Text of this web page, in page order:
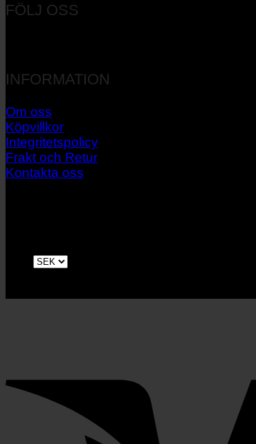
FÖLJ OSS
INFORMATION
Om oss
Köpvillkor
Integritetspolicy
Frakt och Retur
Kontakta oss